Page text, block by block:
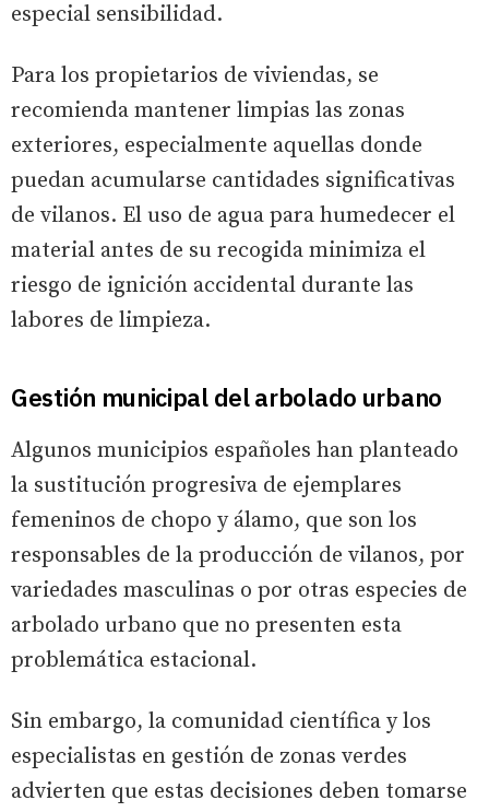
especial sensibilidad.
Para los propietarios de viviendas, se
recomienda mantener limpias las zonas
exteriores, especialmente aquellas donde
puedan acumularse cantidades significativas
de vilanos. El uso de agua para humedecer el
material antes de su recogida minimiza el
riesgo de ignición accidental durante las
labores de limpieza.
Gestión municipal del arbolado urbano
Algunos municipios españoles han planteado
la sustitución progresiva de ejemplares
femeninos de chopo y álamo, que son los
responsables de la producción de vilanos, por
variedades masculinas o por otras especies de
arbolado urbano que no presenten esta
problemática estacional.
Sin embargo, la comunidad científica y los
especialistas en gestión de zonas verdes
advierten que estas decisiones deben tomarse